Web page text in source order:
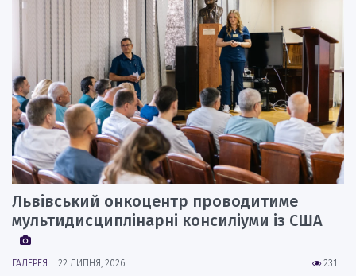
Львівський онкоцентр проводитиме
мультидисциплінарні консиліуми із США
231
ГАЛЕРЕЯ 22 ЛИПНЯ, 2026